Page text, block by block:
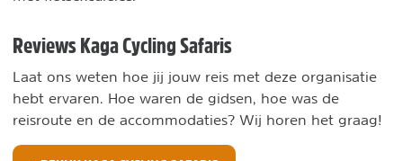
Reviews Kaga Cycling Safaris
Laat ons weten hoe jij jouw reis met deze organisatie
hebt ervaren. Hoe waren de gidsen, hoe was de
reisroute en de accommodaties? Wij horen het graag!